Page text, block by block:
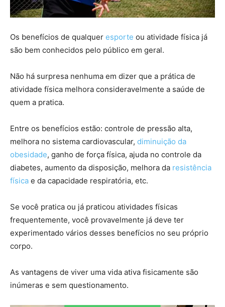
Os benefícios de qualquer esporte ou atividade física já
são bem conhecidos pelo público em geral.
Não há surpresa nenhuma em dizer que a prática de
atividade física melhora consideravelmente a saúde de
quem a pratica.
Entre os benefícios estão: controle de pressão alta,
melhora no sistema cardiovascular, diminuição da
obesidade, ganho de força física, ajuda no controle da
diabetes, aumento da disposição, melhora da resistência
física e da capacidade respiratória, etc.
Se você pratica ou já praticou atividades físicas
frequentemente, você provavelmente já deve ter
experimentado vários desses benefícios no seu próprio
corpo.
As vantagens de viver uma vida ativa fisicamente são
inúmeras e sem questionamento.